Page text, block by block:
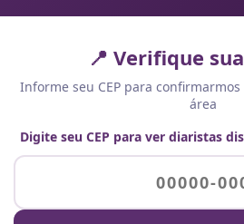
📍 Verifique
Informe seu CEP para
área
Digite seu CEP para ver diaristas